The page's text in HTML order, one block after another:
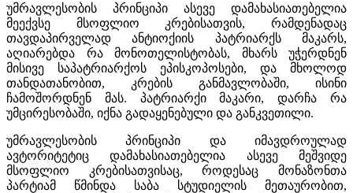
უმრავლესობის პრინციპი ასევე დამახასიათებელია
მეექვსე მსოფლიო კრებისათვის, რამდენადაც
თავდაპირველად ანტიოქიის პატრიარქს მაკარს,
აღიარებდა რა მონოთელისტობას, მხარს უჭერდნენ
მისივე საპატრიარქოს ეპისკოპოსები, და მხოლოდ
თანდათანობით, კრების განმავლობაში, ისინი
ჩამოშორდნენ მას. პატრიარქი მაკარი, დარჩა რა
უმცირესობაში, იქნა გადაყენებული და განკვეთილი.
უმრავლესობის პრინციპი და იმავდროულად
ავტორიტეტიც დამახასიათებელია ასევე მეშვიდე
მსოფლიო კრებისათვისაც, როდესაც მონაზონთა
პარტიამ წმინდა საბა სტუდიელის მეთაურობით,